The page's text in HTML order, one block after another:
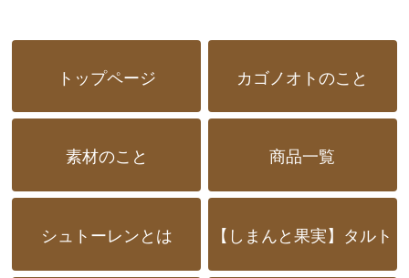
トップページ カゴノオトのこと
素材のこと 商品一覧
シュトーレンとは 【しまんと果実】タルト